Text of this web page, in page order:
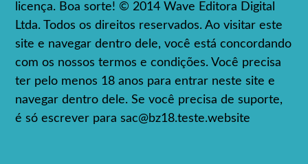
licença. Boa sorte! © 2014 Wave Editora Digital
Ltda. Todos os direitos reservados. Ao visitar este
site e navegar dentro dele, você está concordando
com os nossos termos e condições. Você precisa
ter pelo menos 18 anos para entrar neste site e
navegar dentro dele. Se você precisa de suporte,
é só escrever parasac@bz18.teste.website